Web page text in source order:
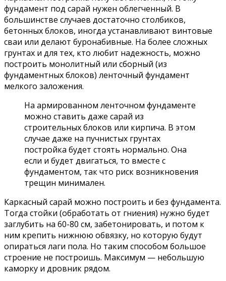
фундамент под сарай нужен облегченный. В
большинстве случаев достаточно столбиков,
бетонных блоков, иногда устанавливают винтовые
сваи или делают буронабивные. На более сложных
грунтах и для тех, кто любит надежность, можно
построить монолитный или сборный (из
фундаментных блоков) ленточный фундамент
мелкого заложения.
На армированном ленточном фундаменте
можно ставить даже сарай из
строительных блоков или кирпича. В этом
случае даже на пучнистых грунтах
постройка будет стоять нормально. Она
если и будет двигаться, то вместе с
фундаментом, так что риск возникновения
трещин минимален.
Каркасный сарай можно построить и без фундамента.
Тогда стойки (обработать от гниения) нужно будет
заглубить на 60-80 см, забетонировать, и потом к
ним крепить нижнюю обвязку, но которую будут
опираться лаги пола. Но таким способом большое
строение не построишь. Максимум — небольшую
каморку и дровник рядом.